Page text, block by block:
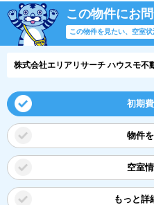
この物件にお
この物件を見たい、空室
株式会社エリアリサーチ ハウスモ不
初期
物件
空室
もっと詳